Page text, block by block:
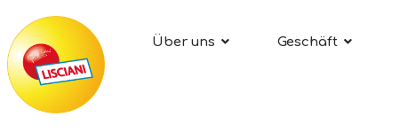
Über uns Geschäft